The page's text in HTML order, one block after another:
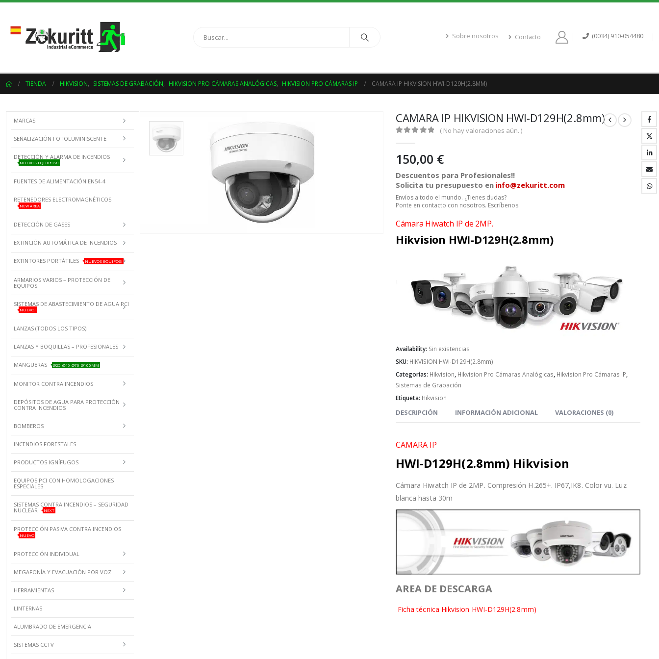
Sobre nosotros Contacto (0034) 910-054480
TIENDA HIKVISION, SISTEMAS DE GRABACIÓN, HIKVISION PRO CÁMARAS ANALÓGICAS, HIKVISION PRO CÁMARAS IP CAMARA IP HIKVISION HWI-D129H(2.8MM)
CAMARA IP HIKVISION HWI-D129H(2.8mm)
( No hay valoraciones aún. )
150,00 €
Descuentos para Profesionales!!
Solicita tu presupuesto en info@zekuritt.com
Envíos a todo el mundo. ¿Tienes dudas?
Ponte en contacto con nosotros. Escríbenos.
Cámara Hiwatch IP de 2MP.
Hikvision HWI-D129H(2.8mm)
Availability: Sin existencias
SKU: HIKVISION HWI-D129H(2.8mm)
Categorías: Hikvision, Hikvision Pro Cámaras Analógicas, Hikvision Pro Cámaras IP,
Sistemas de Grabación
Etiqueta: Hikvision
DESCRIPCIÓN INFORMACIÓN ADICIONAL VALORACIONES (0)
CAMARA IP
HWI-D129H(2.8mm) Hikvision
Cámara Hiwatch IP de 2MP. Compresión H.265+. IP67,IK8. Color vu. Luz
blanca hasta 30m
AREA DE DESCARGA
Fichatécnica Hikvision HWI-D129H(2.8mm)
MARCAS
SEÑALIZACIÓN FOTOLUMINISCENTE
DETECCIÓN Y ALARMA DE INCENDIOS
NUEVOS EQUIPOS!!
FUENTES DE ALIMENTACIÓN EN54-4
RETENEDORES ELECTROMAGNÉTICOS
NEW AREA
DETECCIÓN DE GASES
EXTINCIÓN AUTOMÁTICA DE INCENDIOS
EXTINTORES PORTÁTILES NUEVOS EQUIPOS!
ARMARIOS VARIOS – PROTECCIÓN DE
EQUIPOS
SISTEMAS DE ABASTECIMIENTO DE AGUA PCI
NUEVO!
LANZAS (TODOS LOS TIPOS)
LANZAS Y BOQUILLAS – PROFESIONALES
MANGUERAS Ø25-Ø45-Ø70-Ø100MM
MONITOR CONTRA INCENDIOS
DEPÓSITOS DE AGUA PARA PROTECCIÓN
CONTRA INCENDIOS
BOMBEROS
INCENDIOS FORESTALES
PRODUCTOS IGNÍFUGOS
EQUIPOS PCI CON HOMOLOGACIONES
ESPECIALES
SISTEMAS CONTRA INCENDIOS – SEGURIDAD
NUCLEAR
NEXT
PROTECCIÓN PASIVA CONTRA INCENDIOS
NUEVO
PROTECCIÓN INDIVIDUAL
MEGAFONÍA Y EVACUACIÓN POR VOZ
HERRAMIENTAS
LINTERNAS
ALUMBRADO DE EMERGENCIA
SISTEMAS CCTV